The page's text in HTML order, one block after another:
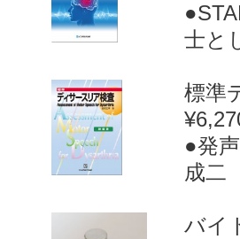
士と
標準
●発
成二
バイ